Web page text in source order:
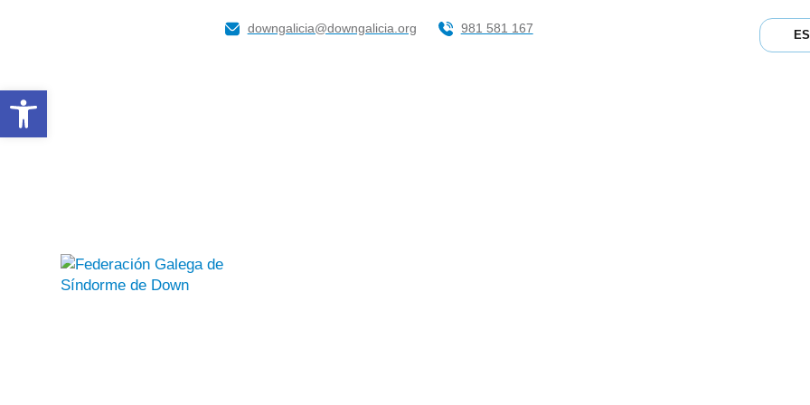
downgalicia@downgalicia.org 981 581 167
Abrir barra de herramientas